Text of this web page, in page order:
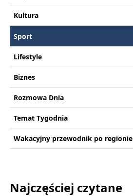
Kultura
Sport
Lifestyle
Biznes
Rozmowa Dnia
Temat Tygodnia
Wakacyjny przewodnik po regionie
Najczęściej czytane